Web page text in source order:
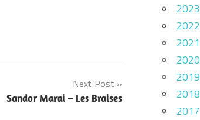
Next Post
Sandor Marai – Les Braises
2023
2022
2021
2020
2019
2018
2017